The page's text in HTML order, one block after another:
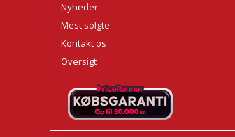
Nyheder
Mest solgte
Kontakt os
Oversigt